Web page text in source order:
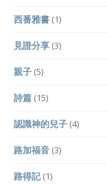
西番雅書 (1)
見證分享 (3)
親子 (5)
詩篇 (15)
認識神的兒子 (4)
路加福音 (3)
路得記(1)